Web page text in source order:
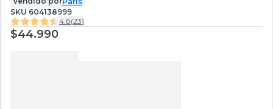
SKU 604138999
4.8(23)
$44.990